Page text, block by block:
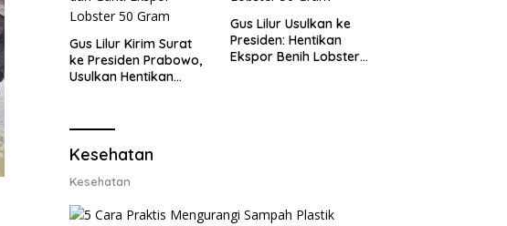
Gus Lilur Kirim Surat
ke Presiden Prabowo,
Usulkan Hentikan
Lobster 50 Gram
Gus Lilur Usulkan ke
Presiden: Hentikan
Ekspor Benih Lobster,
Kesehatan
Kesehatan